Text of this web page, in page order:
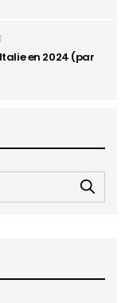
en 2024 (par